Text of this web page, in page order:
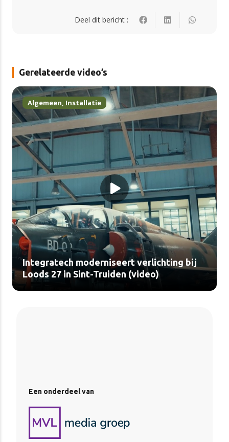
Deel dit bericht :
Gerelateerde video’s
Algemeen, Installatie
Integratech moderniseert verlichting bij
Loods 27 in Sint-Truiden (video)
Een onderdeel van